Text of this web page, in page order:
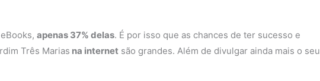
apenas 37% delas. É por isso que as chances de ter sucesso e
Três Marias na internet são grandes. Além de divulgar ainda mais o seu